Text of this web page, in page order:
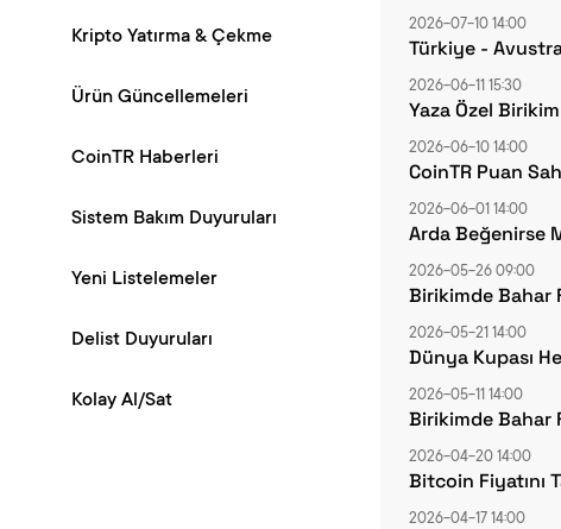
Kripto Yatırma & Çekme
Ürün Güncellemeleri
CoinTR Haberleri
Sistem Bakım Duyuruları
Yeni Listelemeler
Delist Duyuruları
Kolay Al/Sat
2026-07-10 14:00
Türkiye -
2026-06-11 15:30
Yaza Özel Birikim
2026-06-10 14:00
CoinTR Puan
2026-06-01 14:00
Arda Beğenirse
2026-05-26 09:00
Birikimde Bahar
2026-05-21 14:00
Dünya Kupası
2026-05-11 14:00
Birikimde Bahar
2026-04-20 14:00
Bitcoin Fiyatını
2026-04-17 14:00